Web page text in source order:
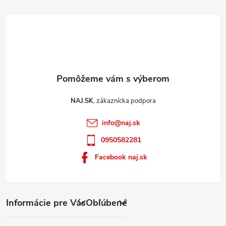
Informácie pre VásObľúbené
NAJ.SK
info@naj.sk
0950582281
Facebook naj.sk